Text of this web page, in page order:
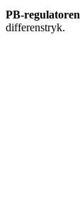
PB-regulatoren
differenstryk.